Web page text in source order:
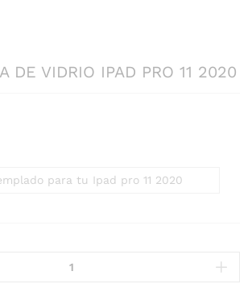
DE VIDRIO IPAD PRO 11 2020
para tu Ipad pro 11 2020